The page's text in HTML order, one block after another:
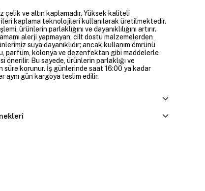
çelik ve altın kaplamadır. Yüksek kaliteli
kaplama teknolojileri kullanılarak üretilmektedir.
ürünlerin parlaklığını ve dayanıklılığını artırır.
alerji yapmayan, cilt dostu malzemelerden
suya dayanıklıdır; ancak kullanım ömrünü
parfüm, kolonya ve dezenfektan gibi maddelerle
önerilir. Bu sayede, ürünlerin parlaklığı ve
süre korunur. İş günlerinde saat 16:00 ya kadar
aynı gün kargoya teslim edilir.